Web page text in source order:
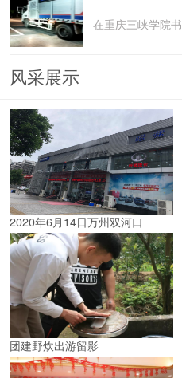
风采展示
2020年6月14日万州双河口
团建野炊出游留影